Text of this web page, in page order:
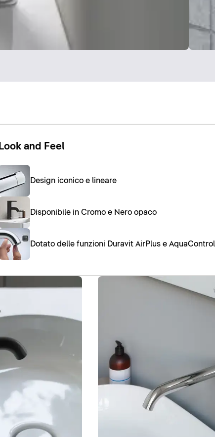
Look and Feel
Design iconico e lineare
Disponibile in Cromo e Nero opaco
Dotato delle funzioni Duravit AirPlus e AquaControl